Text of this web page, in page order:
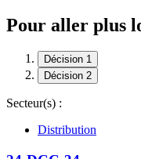
Pour aller plus
Décision 1
Décision 2
Secteur(s) :
Distribution